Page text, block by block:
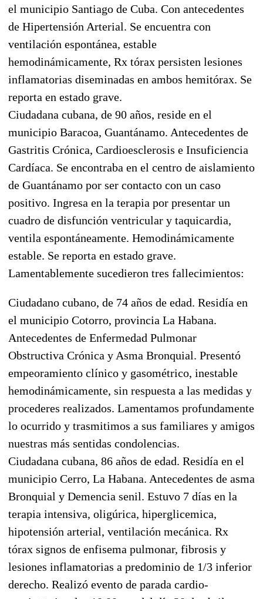
el municipio Santiago de Cuba. Con antecedentes
de Hipertensión Arterial. Se encuentra con
ventilación espontánea, estable
hemodinámicamente, Rx tórax persisten lesiones
inflamatorias diseminadas en ambos hemitórax. Se
reporta en estado grave.
Ciudadana cubana, de 90 años, reside en el
municipio Baracoa, Guantánamo. Antecedentes de
Gastritis Crónica, Cardioesclerosis e Insuficiencia
Cardíaca. Se encontraba en el centro de aislamiento
de Guantánamo por ser contacto con un caso
positivo. Ingresa en la terapia por presentar un
cuadro de disfunción ventricular y taquicardia,
ventila espontáneamente. Hemodinámicamente
estable. Se reporta en estado grave.
Lamentablemente sucedieron tres fallecimientos:
Ciudadano cubano, de 74 años de edad. Residía en
el municipio Cotorro, provincia La Habana.
Antecedentes de Enfermedad Pulmonar
Obstructiva Crónica y Asma Bronquial. Presentó
empeoramiento clínico y gasométrico, inestable
hemodinámicamente, sin respuesta a las medidas y
procederes realizados. Lamentamos profundamente
lo ocurrido y trasmitimos a sus familiares y amigos
nuestras más sentidas condolencias.
Ciudadana cubana, 86 años de edad. Residía en el
municipio Cerro, La Habana. Antecedentes de asma
Bronquial y Demencia senil. Estuvo 7 días en la
terapia intensiva, oligúrica, hiperglicemica,
hipotensión arterial, ventilación mecánica. Rx
tórax signos de enfisema pulmonar, fibrosis y
lesiones inflamatorias a predominio de 1/3 inferior
derecho. Realizó evento de parada cardio-